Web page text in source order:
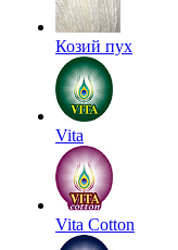
Козий пух
Vita
Vita Cotton